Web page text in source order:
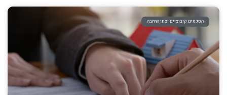
הסכמים קיבוציים וצווי הרחבה